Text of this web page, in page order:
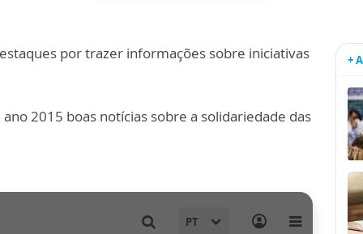
por trazer informações sobre iniciativas
2015 boas notícias sobre a solidariedade das
+